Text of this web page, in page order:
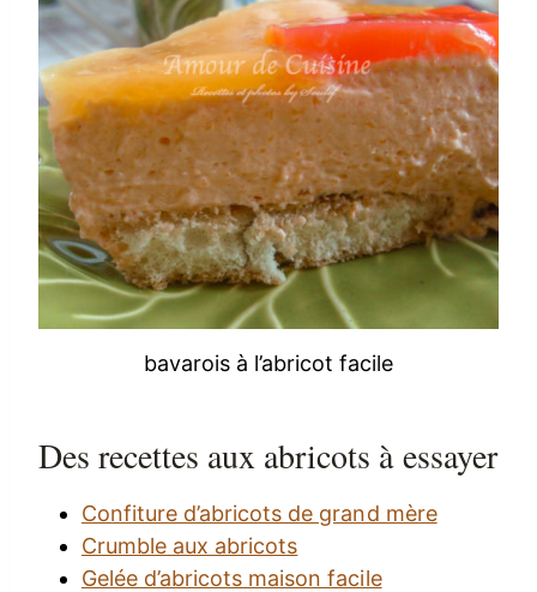
bavarois à l’abricot facile
Des recettes aux abricots à essayer
Confiture d’abricots de grand mère
Crumble aux abricots
Gelée d’abricots maison facile